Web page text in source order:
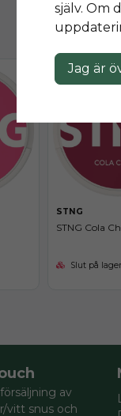
STNG
STNG Cola
Slut på lager
själv. Om
Jag är
av
vitt snus och